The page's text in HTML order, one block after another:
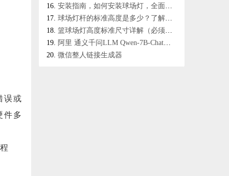
误或
件多
安装指南，如何安装球场灯，全面解析杆安装方法！
球场灯杆的标准高度是多少？了解球场照明标准，打造专业球场！
篮球场灯高度标准尺寸详解（必须掌握的篮球场照明知识）
阿里 通义千问LLM Qwen-7B-Chat与Qwen-VL-Chat 使用；国内huggingface模型下载
微信整人链接生成器